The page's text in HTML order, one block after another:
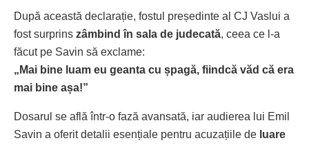
După această declarație, fostul președinte al CJ Vaslui a
fost surprins zâmbind în sala de judecată, ceea ce l-a
făcut pe Savin să exclame:
„Mai bine luam eu geanta cu șpagă, fiindcă văd că era
mai bine așa!”
Dosarul se află într-o fază avansată, iar audierea lui Emil
Savin a oferit detalii esențiale pentru acuzațiile de luare